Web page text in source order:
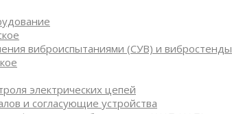
виброиспытаниями (СУВ) и вибростенды
электрических цепей
и согласующие устройства